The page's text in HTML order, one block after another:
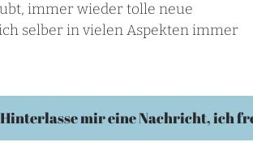
immer wieder tolle neue
selber in vielen Aspekten immer
Hinterlasse mir eine Nachricht, ich